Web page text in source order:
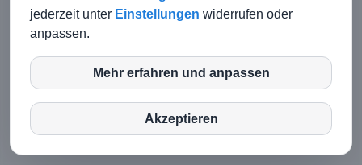
Haftungsausschluss|Datenschutz
Login-Intern
jederzeit unter Einstellungen widerrufen oder
anpassen.
inCMS
Mehr erfahren und anpassen
Akzeptieren